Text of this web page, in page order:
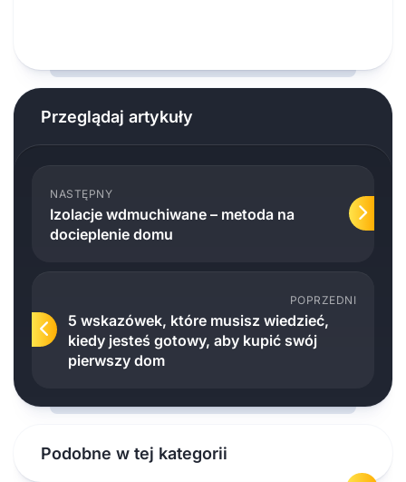
Przeglądaj artykuły
NASTĘPNY
Izolacje wdmuchiwane – metoda na
docieplenie domu
POPRZEDNI
5 wskazówek, które musisz wiedzieć,
kiedy jesteś gotowy, aby kupić swój
pierwszy dom
Podobne w tej kategorii